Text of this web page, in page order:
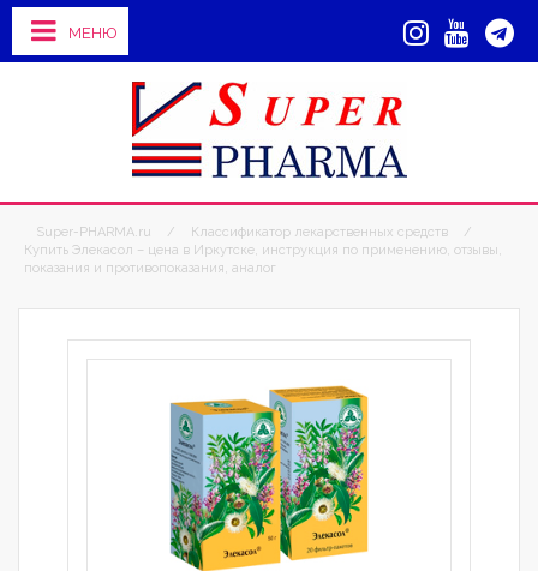
МЕНЮ
Super-PHARMA.ru / Классификатор лекарственных средств
/
Купить Элекасол – цена в Иркутске, инструкция по применению, отзывы,
показания и противопоказания, аналог